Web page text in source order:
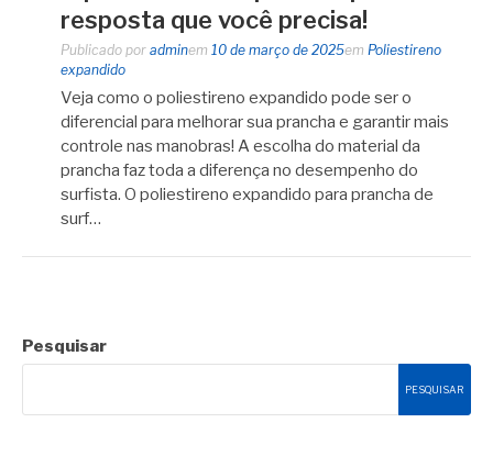
resposta que você precisa!
Publicado por adminem 10 de março de 2025em Poliestireno
expandido
Veja como o poliestireno expandido pode ser o
diferencial para melhorar sua prancha e garantir mais
controle nas manobras! A escolha do material da
prancha faz toda a diferença no desempenho do
surfista. O poliestireno expandido para prancha de
surf…
Pesquisar
PESQUISAR